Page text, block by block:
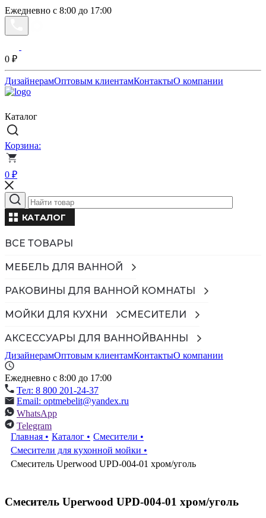
Ежедневно с 8:00 до 17:00
0 ₽
ДизайнерамОптовым клиентамКонтактыО компании
Каталог
Корзина:
0 ₽
КАТАЛОГ
ВСЕ ТОВАРЫ
МЕБЕЛЬ ДЛЯ ВАННОЙ
РАКОВИНЫ ДЛЯ ВАННОЙ КОМНАТЫ
МОЙКИ ДЛЯ КУХНИ СМЕСИТЕЛИ
АКСЕССУАРЫ ДЛЯ ВАННОЙВАННЫ
ДизайнерамОптовым клиентамКонтактыО компании
Ежедневно с 8:00 до 17:00
Тел: 8 800 201-24-37
Email: optmebelit@yandex.ru
WhatsApp
Telegram
Главная • Каталог • Смесители •
Смесители для кухонной мойки •
Смеситель Uperwood UPD-004-01 хром/уголь
Смеситель Uperwood UPD-004-01 хром/уголь